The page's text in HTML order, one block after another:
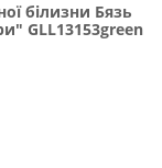
білизни Бязь
GLL13153green